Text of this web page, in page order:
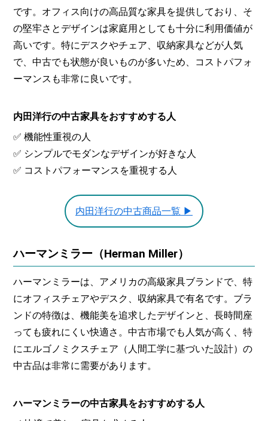
です。オフィス向けの高品質な家具を提供しており、そ
の堅牢さとデザインは家庭用としても十分に利用価値が
高いです。特にデスクやチェア、収納家具などが人気
で、中古でも状態が良いものが多いため、コストパフォ
ーマンスも非常に良いです。
内田洋行の中古家具をおすすめする人
✅ 機能性重視の人
✅ シンプルでモダンなデザインが好きな人
✅ コストパフォーマンスを重視する人
内田洋行の中古商品一覧 ▶
ハーマンミラー（Herman Miller）
ハーマンミラーは、アメリカの高級家具ブランドで、特
にオフィスチェアやデスク、収納家具で有名です。ブラ
ンドの特徴は、機能美を追求したデザインと、長時間座
っても疲れにくい快適さ。中古市場でも人気が高く、特
にエルゴノミクスチェア（人間工学に基づいた設計）の
中古品は非常に需要があります。
ハーマンミラーの中古家具をおすすめする人